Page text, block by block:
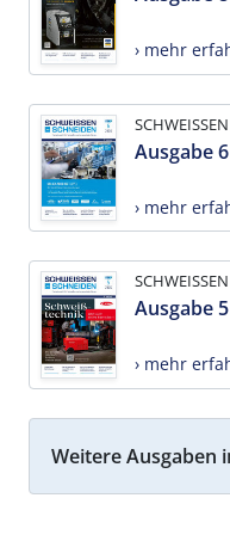
› mehr
Ausgabe
› mehr
Ausgabe
› mehr
Weitere Ausgaben